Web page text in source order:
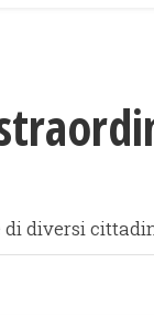
di diversi